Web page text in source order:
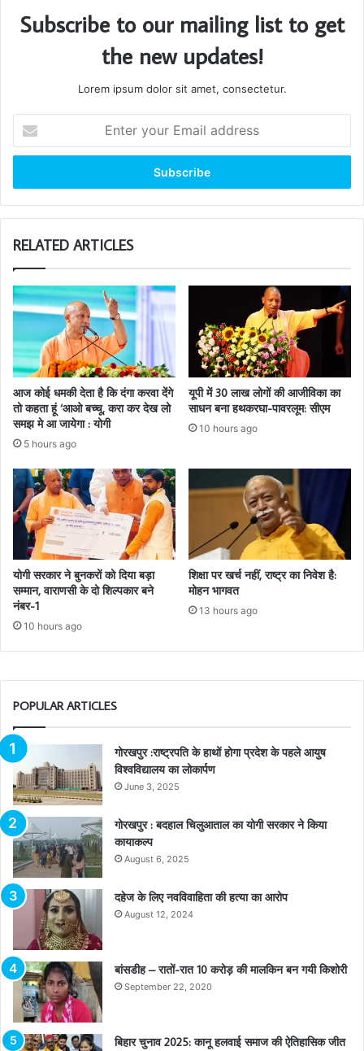
Subscribe to our mailing list to get
the new updates!
Lorem ipsum dolor sit amet, consectetur.
your
Email
RELATED ARTICLES
आज कोई धमकी देता है कि दंगा करवा देंगे
तो कहता हूं ‘आओ बच्चू, करा कर देख लो
समझ मे आ जायेगा : योगी
5 hours ago
यूपी में 30 लाख लोगों की आजीविका का
साधन बना हथकरघा-पावरलूम: सीएम
10 hours ago
योगी सरकार ने बुनकरों को दिया बड़ा
सम्मान, वाराणसी के दो शिल्पकार बने
नंबर-1
10 hours ago
शिक्षा पर खर्च नहीं, राष्ट्र का निवेश है:
मोहन भागवत
13 hours ago
POPULAR ARTICLES
गोरखपुर :राष्ट्रपति के हाथों होगा प्रदेश के पहले आयुष
विश्वविद्यालय का लोकार्पण
June 3, 2025
गोरखपुर : बदहाल चिलुआताल का योगी सरकार ने किया
कायाकल्प
August 6, 2025
दहेज के लिए नवविवाहिता की हत्या का आरोप
August 12, 2024
बांसडीह – रातों-रात 10 करोड़ की मालकिन बन गयी किशोरी
September 22, 2020
बिहार चुनाव 2025: कानू हलवाई समाज की ऐतिहासिक जीत